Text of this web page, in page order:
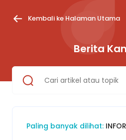
Kembali ke Halaman Utama
Berita
Paling banyak dilihat: